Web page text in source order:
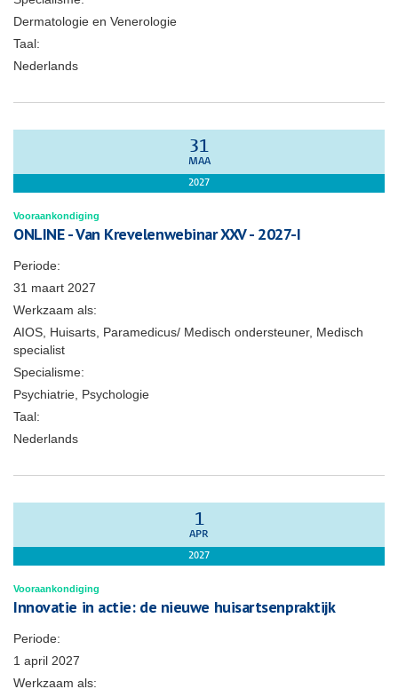
Dermatologie en Venerologie
Taal:
Nederlands
31
MAA
2027
Vooraankondiging
ONLINE - Van Krevelenwebinar XXV - 2027-I
Periode:
31 maart 2027
Werkzaam als:
AIOS, Huisarts, Paramedicus/ Medisch ondersteuner, Medisch
specialist
Specialisme:
Psychiatrie, Psychologie
Taal:
Nederlands
1
APR
2027
Vooraankondiging
Innovatie in actie: de nieuwe huisartsenpraktijk
Periode:
1 april 2027
Werkzaam als: